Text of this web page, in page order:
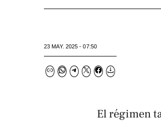
23 MAY. 2025 - 07:50
El régimen